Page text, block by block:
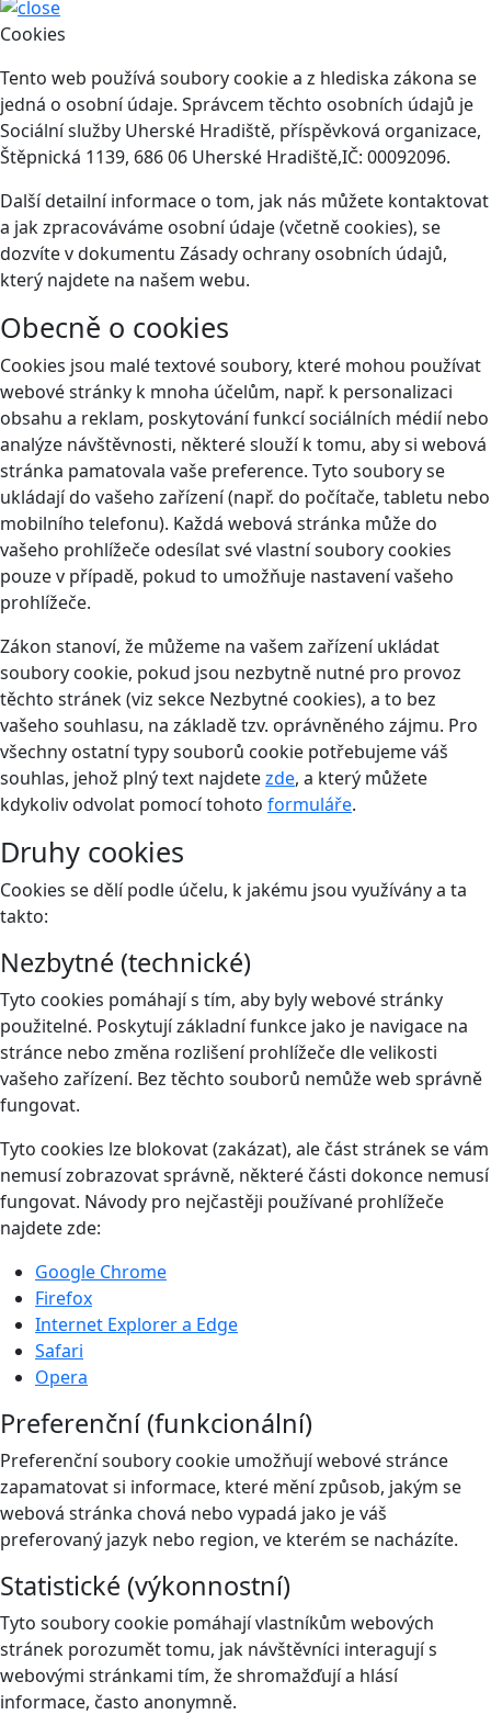
Cookies
Tento web používá soubory cookie a z hlediska zákona se
jedná o osobní údaje. Správcem těchto osobních údajů je
Sociální služby Uherské Hradiště, příspěvková organizace,
Štěpnická 1139, 686 06 Uherské Hradiště,IČ: 00092096.
Další detailní informace o tom, jak nás můžete kontaktovat
a jak zpracováváme osobní údaje (včetně cookies), se
dozvíte v dokumentu Zásady ochrany osobních údajů,
který najdete na našem webu.
Obecně o cookies
Cookies jsou malé textové soubory, které mohou používat
webové stránky k mnoha účelům, např. k personalizaci
obsahu a reklam, poskytování funkcí sociálních médií nebo
analýze návštěvnosti, některé slouží k tomu, aby si webová
stránka pamatovala vaše preference. Tyto soubory se
ukládají do vašeho zařízení (např. do počítače, tabletu nebo
mobilního telefonu). Každá webová stránka může do
vašeho prohlížeče odesílat své vlastní soubory cookies
pouze v případě, pokud to umožňuje nastavení vašeho
prohlížeče.
Zákon stanoví, že můžeme na vašem zařízení ukládat
soubory cookie, pokud jsou nezbytně nutné pro provoz
těchto stránek (viz sekce Nezbytné cookies), a to bez
vašeho souhlasu, na základě tzv. oprávněného zájmu. Pro
všechny ostatní typy souborů cookie potřebujeme váš
souhlas, jehož plný text najdetezde, a který můžete
kdykoliv odvolat pomocí tohoto formuláře.
Druhy cookies
Cookies se dělí podle účelu, k jakému jsou využívány a ta
takto:
Nezbytné (technické)
Tyto cookies pomáhají s tím, aby byly webové stránky
použitelné. Poskytují základní funkce jako je navigace na
stránce nebo změna rozlišení prohlížeče dle velikosti
vašeho zařízení. Bez těchto souborů nemůže web správně
fungovat.
Tyto cookies lze blokovat (zakázat), ale část stránek se vám
nemusí zobrazovat správně, některé části dokonce nemusí
fungovat. Návody pro nejčastěji používané prohlížeče
najdete zde:
Google Chrome
Firefox
Internet Explorer a Edge
Safari
Opera
Preferenční (funkcionální)
Preferenční soubory cookie umožňují webové stránce
zapamatovat si informace, které mění způsob, jakým se
webová stránka chová nebo vypadá jako je váš
preferovaný jazyk nebo region, ve kterém se nacházíte.
Statistické (výkonnostní)
Tyto soubory cookie pomáhají vlastníkům webových
stránek porozumět tomu, jak návštěvníci interagují s
webovými stránkami tím, že shromažďují a hlásí
informace, často anonymně.